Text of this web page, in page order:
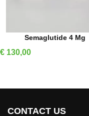
IN WINKELMAND
Semaglutide 4 Mg
Prijs
€ 130,00
CONTACT US